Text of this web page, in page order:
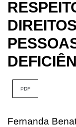
PDF
Fernanda